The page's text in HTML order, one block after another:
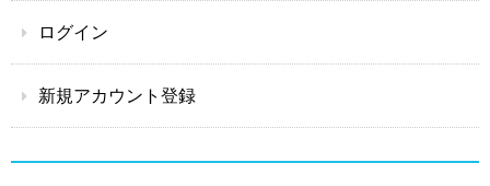
ログイン
新規アカウント登録